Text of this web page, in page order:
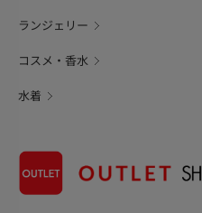
ランジェリー
コスメ・香水
水着